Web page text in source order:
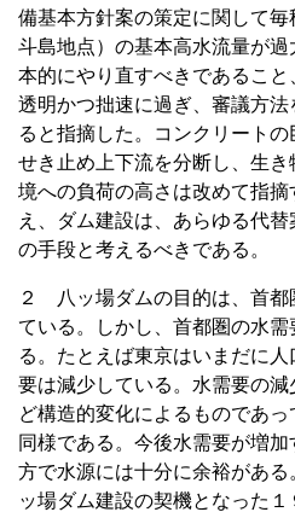
備基本方針案の策定に関して
斗島地点）の基本高水流量が
本的にやり直すべきであるこ
透明かつ拙速に過ぎ、審議方
ると指摘した。コンクリート
せき止め上下流を分断し、生
境への負荷の高さは改めて指
え、ダム建設は、あらゆる代
の手段と考えるべきである。
２ 八ッ場ダムの目的は、首都
ている。しかし、首都圏の水
る。たとえば東京はいまだに
要は減少している。水需要の
ど構造的変化によるものであ
同様である。今後水需要が増
方で水源には十分に余裕があ
ッ場ダム建設の契機となった